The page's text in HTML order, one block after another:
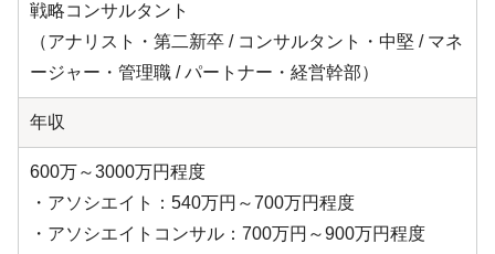
戦略コンサルタント
（アナリスト・第二新卒 / コンサルタント・中堅 / マネ
ージャー・管理職 / パートナー・経営幹部）
年収
600万～3000万円程度
・アソシエイト：540万円～700万円程度
・アソシエイトコンサル：700万円～900万円程度